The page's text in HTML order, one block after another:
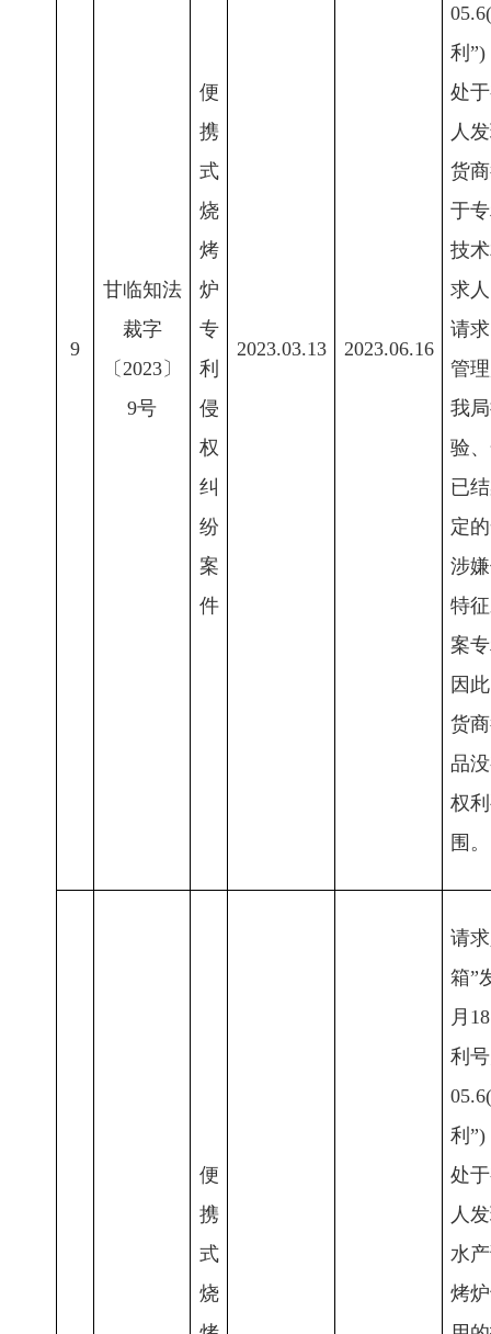
9
甘临知法
裁字
〔2023〕
9号
便
携
式
烧
烤
炉
专
利
侵
权
纠
纷
案
件
2023.03.13 2023.06.16
利
处
人
货
于
技
求
请
管
我
验
已
定
涉
特
案
因
货
品
权
围。
便
携
式
烧
请
箱”
月
利
利
处
人
水
烤